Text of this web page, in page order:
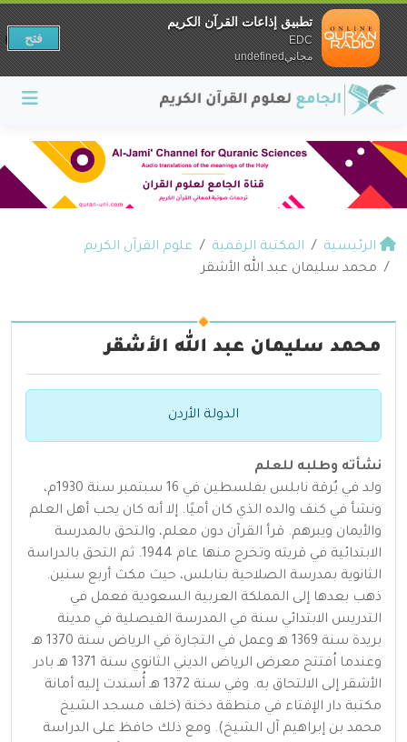
الرئيسية المكتبة الرقمية
علوم القرآن الكريم
محمد سليمان عبد الله الأشقر
محمد سليمان عبد الله الأشقر
الدولة الأردن
نشأته وطلبه للعلم
ولد في بٌرقة نابلس بفلسطين في 16 سبتمبر سنة 1930م،
ونشأ في كنف والده الذي كان أميًا. إلا أنه كان يحب أهل العلم
والأيمان ويبرهم. قرأ القرآن دون معلم، والتحق بالمدرسة
الابتدائية في قريته وتخرج منها عام 1944. ثم التحق بالدراسة
الثانوية بمدرسة الصلاحية بنابلس، حيث مكث أربع سنين.
ذهب بعدها إلى المملكة العربية السعودية فعمل في
التدريس الابتدائي سنة في المدرسة الفيصلية في مدينة
بريدة سنة 1369 هـ وعمل في التجارة في الرياض سنة 1370 هـ
وعندما اُفتتح معرض الرياض الديني الثانوي سنة 1371 هـ بادر
الأشقر إلى الالتحاق به. وفي سنة 1372 هـ أُسندت إليه أمانة
مكتبة دار الإفتاء في منطقة دخنة (خلف مسجد الشيخ
محمد بن إبراهيم آل الشيخ). ومع ذلك حافظ على الدراسة
تطبيق إذاعات القرآن الكريم
EDC
مجانيundefined
فتح